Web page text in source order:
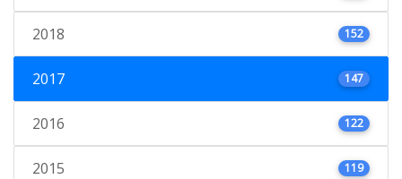
2018 152
2017 147
2016 122
2015 119